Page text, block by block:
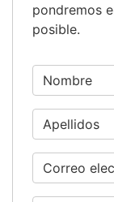
pondremos
posible.